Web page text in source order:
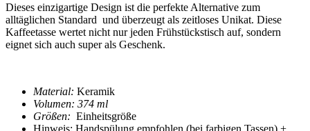
Dieses einzigartige Design ist die perfekte Alternative zum
alltäglichen Standard und überzeugt als zeitloses Unikat. Diese
Kaffeetasse wertet nicht nur jeden Frühstückstisch auf, sondern
eignet sich auch super als Geschenk.
Material: Keramik
Volumen: 374 ml
Größen: Einheitsgröße
Hinweis: Handspülung empfohlen (bei farbigen Tassen) +